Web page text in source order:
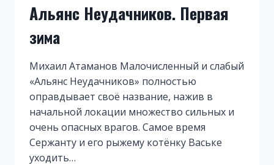
Альянс Неудачников. Первая
зима
Михаил Атаманов Малочисленный и слабый
«Альянс Неудачников» полностью
оправдывает своё название, нажив в
начальной локации множество сильных и
очень опасных врагов. Самое время
Сержанту и его рыжему котёнку Ваське
уходить…